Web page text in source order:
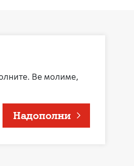
Ве молиме,
Надополни